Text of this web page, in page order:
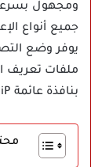
ومجهول
جميع أنواع
يوفر وضع
ملفات تعريف
بنافذة عائمة PiP أثناء تصفح مواقع أخرى.